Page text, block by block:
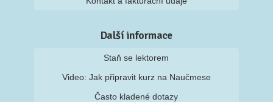
Další informace
Staň se lektorem
Video: Jak připravit kurz na Naučmese
Často kladené dotazy